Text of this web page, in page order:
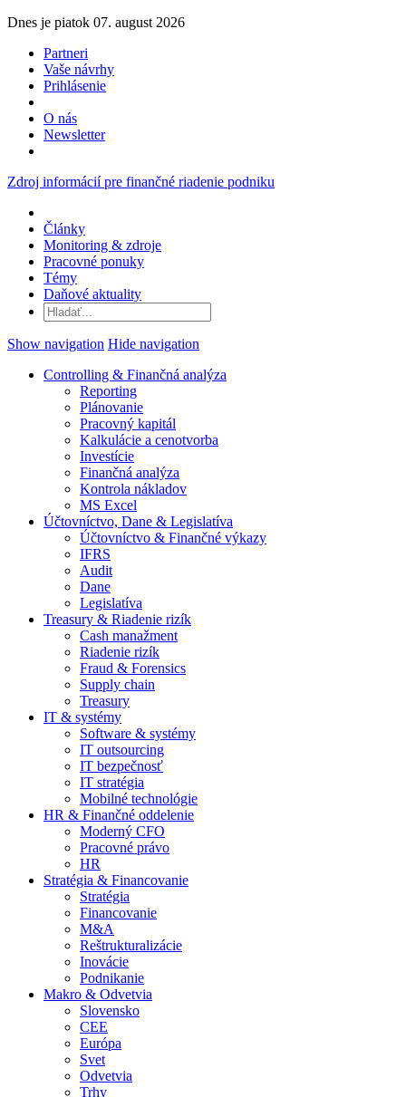
Dnes je piatok 07. august 2026
Partneri
Vaše návrhy
Prihlásenie
O nás
Newsletter
Zdroj informácií pre finančné riadenie podniku
Články
Monitoring & zdroje
Pracovné ponuky
Témy
Daňové aktuality
Show navigation Hide navigation
Controlling & Finančná analýza
Reporting
Plánovanie
Pracovný kapitál
Kalkulácie a cenotvorba
Investície
Finančná analýza
Kontrola nákladov
MS Excel
Účtovníctvo, Dane & Legislatíva
Účtovníctvo & Finančné výkazy
IFRS
Audit
Dane
Legislatíva
Treasury & Riadenie rizík
Cash manažment
Riadenie rizík
Fraud & Forensics
Supply chain
Treasury
IT & systémy
Software & systémy
IT outsourcing
IT bezpečnosť
IT stratégia
Mobilné technológie
HR & Finančné oddelenie
Moderný CFO
Pracovné právo
HR
Stratégia & Financovanie
Stratégia
Financovanie
M&A
Reštrukturalizácie
Inovácie
Podnikanie
Makro & Odvetvia
Slovensko
CEE
Európa
Svet
Odvetvia
Trhy